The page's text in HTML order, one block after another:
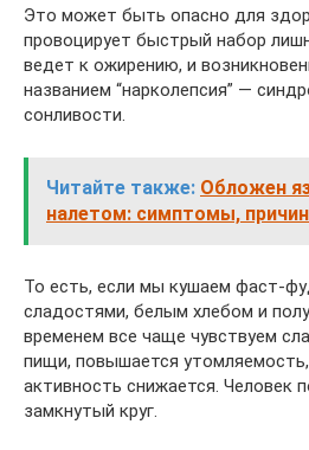
Это может быть опасно для
провоцирует быстрый набор
ведет к ожирению, и
названием “нарколепсия” —
сонливости.
Читайте также: Обложен
налетом: симптомы,
То есть, если мы кушаем фаст-
сладостями, белым хлебом и
временем все чаще чувствуем
пищи, повышается
активность снижается. Человек
замкнутый круг.